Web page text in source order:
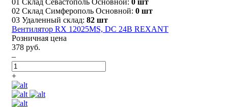
02 Склад Симферополь Основной: 0 шт
03 Удаленный склад: 82 шт
Вентилятор RX 12025MS, DC 24В REXANT
Розничная цена
378 руб.
–
+